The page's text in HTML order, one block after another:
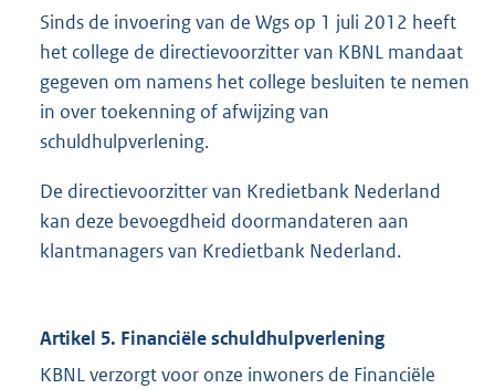
Sinds de invoering van de Wgs op 1 juli 2012 heeft
het college de directievoorzitter van KBNL mandaat
gegeven om namens het college besluiten te nemen
in over toekenning of afwijzing van
schuldhulpverlening.
De directievoorzitter van Kredietbank Nederland
kan deze bevoegdheid doormandateren aan
klantmanagers van Kredietbank Nederland.
Artikel 5. Financiële schuldhulpverlening
KBNL verzorgt voor onze inwoners de Financiële